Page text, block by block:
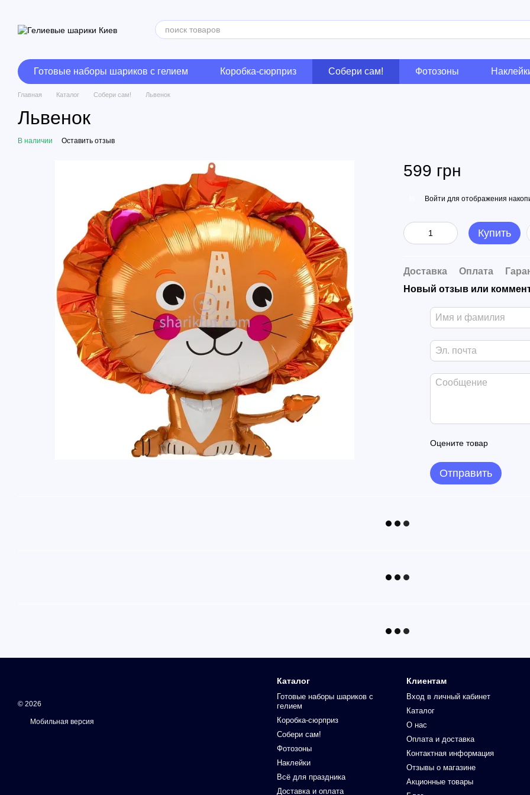
Готовые наборы шариков с гелием Коробка-сюрприз Собери сам! Фотозоны
Главная Каталог Собери сам! Львенок
Львенок
В наличии Оставить отзыв
599 грн
Войти для отображения
Купить
Доставка Оплата
Новый отзыв или
Оцените товар
Отправить
© 2026
Мобильная версия
Каталог
Готовые наборы шариков с
гелием
Коробка-сюрприз
Собери сам!
Фотозоны
Наклейки
Всё для праздника
Доставка и оплата
Клиентам
Вход в личный кабинет
Каталог
О нас
Оплата и доставка
Контактная информация
Отзывы о магазине
Акционные товары